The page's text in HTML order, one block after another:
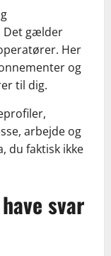
Det gælder
Her
og
til dig.
arbejde og
du faktisk ikke
svar